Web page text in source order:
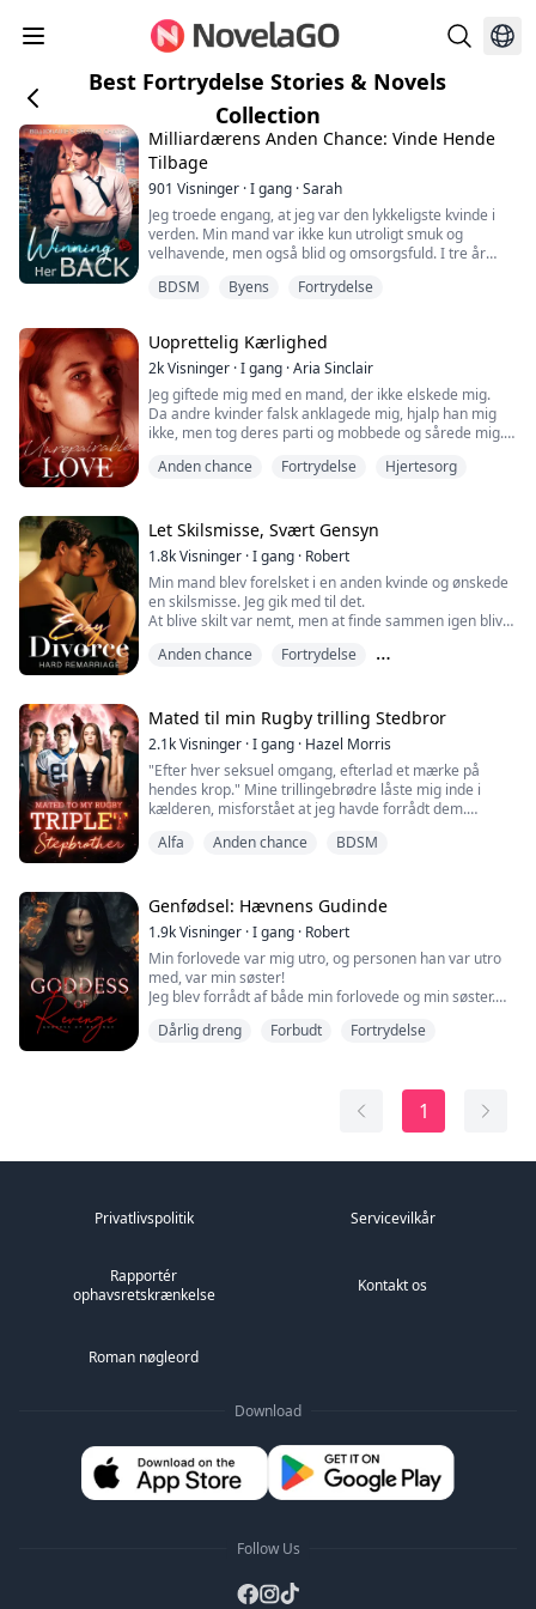
Best Fortrydelse Stories & Novels
Collection
Milliardærens Anden Chance: Vinde Hende
Tilbage
901 Visninger ·I gang ·Sarah
Jeg troede engang, at jeg var den lykkeligste kvinde i
verden. Min mand var ikke kun utroligt smuk og
velhavende, men også blid og omsorgsfuld. I tre år
prinsesse.
såkaldte "søster" op mod væggen og rasende kræve,
"Du valgte at gifte dig med en anden mand dengang...
BDSM Byens Fortrydelse
Uoprettelig Kærlighed
2kVisninger ·I gang ·Aria Sinclair
Jeg giftede mig med en mand, der ikke elskede mig.
Da andre kvinder falsk anklagede mig, hjalp han mig
ikke, men tog deres parti og mobbede og sårede mig...
Efter at være vendt tilbage til mine forældres hjem, bad
lykkeligste kvinde i verden!
På ...
Anden chance Fortrydelse Hjertesorg
Let Skilsmisse, Svært Gensyn
1.8kVisninger ·I gang · Robert
Min mand blev forelsket i en anden kvinde og ønskede
en skilsmisse. Jeg gik med til det.
At blive skilt var nemt, men at finde sammen igen bliver
Efter skilsmissen opdagede min eksmand, at jeg er
gifte mig med ham igen.
Til dette havde jeg kun ét ord: "Forsvind!"
Anden chance
Fortrydelse
Mated til min Rugby trilling Stedbror
2.1kVisninger ·I gang · Hazel Morris
"Efter hver seksuel omgang, efterlad et mærke på
hendes krop." Mine trillingebrødre låste mig inde i
kælderen, misforstået at jeg havde forrådt dem.
trillingerne gjorde hele skolen til et mareridt for mig, og
helvede.
"Føler de sig virkelig komf...
Alfa Anden chance BDSM
Genfødsel: Hævnens Gudinde
1.9kVisninger ·I gang · Robert
Min forlovede var mig utro, og personen han var utro
med, var min søster!
Jeg blev forrådt af både min forlovede og min søster.
tunge ud, havde sex foran mig og myrdede mig brutalt!
Med en ny chance i livet vil jeg leve for mig selv, og jeg
Dårlig dreng Forbudt Fortrydelse
1
Privatlivspolitik Servicevilkår
Rapportér
ophavsretskrænkelse
Kontakt os
Roman nøgleord
Download
Follow Us